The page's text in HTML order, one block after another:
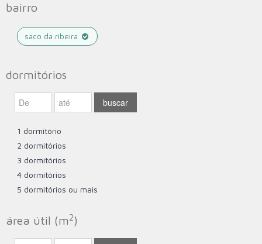
bairro
saco da ribeira
dormitórios
1 dormitório
2 dormitórios
3 dormitórios
4 dormitórios
5 dormitórios ou mais
área útil (m2)